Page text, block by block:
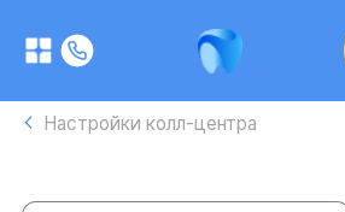
Настройки колл-центра